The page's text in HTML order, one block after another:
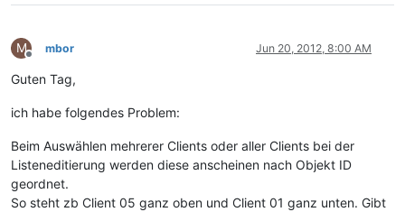
M
Offline
mbor Jun 20, 2012, 8:00 AM
Guten Tag,
ich habe folgendes Problem:
Beim Auswählen mehrerer Clients oder aller Clients bei der
Listeneditierung werden diese anscheinen nach Objekt ID
geordnet.
So steht zb Client 05 ganz oben und Client 01 ganz unten. Gibt